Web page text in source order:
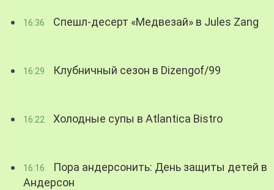
16:36 Спешл-десерт «Медвезай» в Jules Zang
16:29 Клубничный сезон в Dizengof/99
16:22 Холодные супы в Atlantica Bistro
16:16
Пора андерсонить: День защиты детей в
Андерсон